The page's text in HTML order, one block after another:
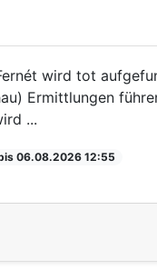
wird tot
Ermittlungen
...
06.08.2026 12:55